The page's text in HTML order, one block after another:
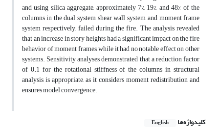
and using silica aggregate, approximately 7%, 19%, and 48% of the
columns in the dual system, shear wall system, and moment frame
system respectively, failed during the fire. The analysis revealed
that an increase in story heights had a significant impact on the fire
behavior of moment frames, while it had no notable effect on other
systems. Sensitivity analyses demonstrated that a reduction factor
of 0.1 for the rotational stiffness of the columns in structural
analysis is appropriate, as it considers moment redistribution and
ensures model convergence.
کلیدواژه‌ها English